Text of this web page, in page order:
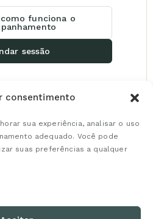
consentimento
sua experiência, analisar o uso
adequado. Você pode
suas preferências a qualquer
funciona o
sessão
mais claras.